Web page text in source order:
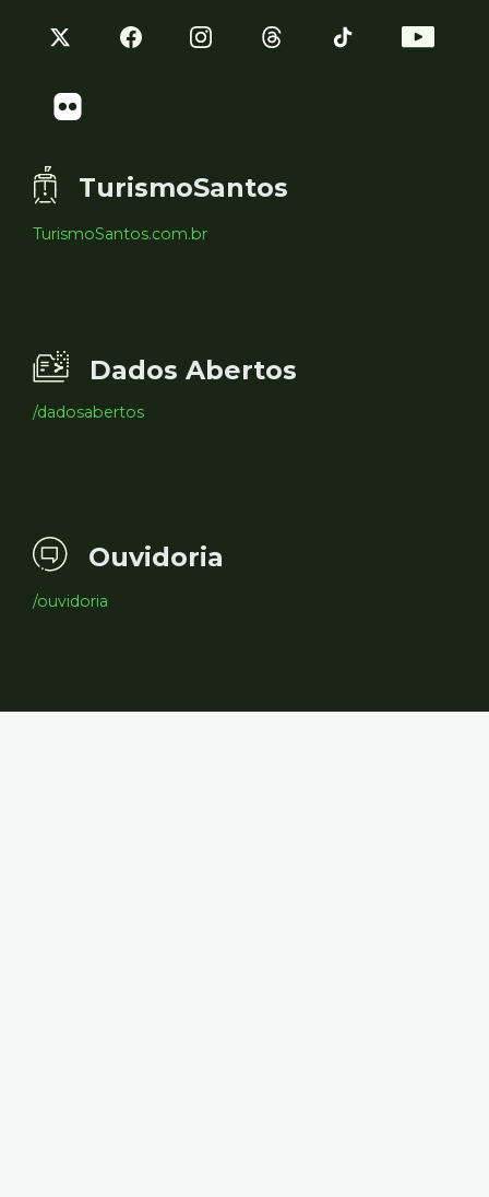
TurismoSantos
TurismoSantos.com.br
Dados Abertos
/dadosabertos
Ouvidoria
/ouvidoria